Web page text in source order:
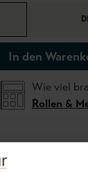
In den
Wie viel
Rollen &
klassische